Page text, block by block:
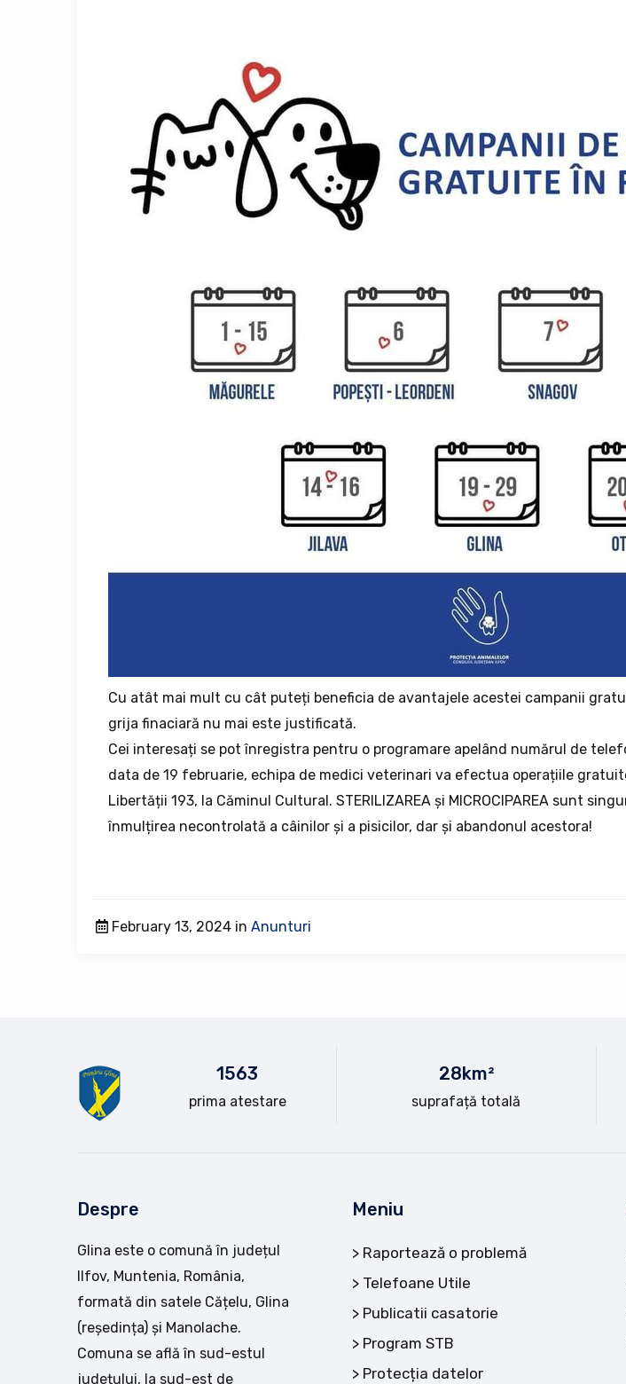
Cu atât mai mult cu cât puteți beneficia de avantajele acestei campanii
grija finaciară nu mai este justificată.
Cei interesați se pot înregistra pentru o programare apelând numărul de
data de 19 februarie, echipa de medici veterinari va efectua operațiile
Libertății 193, la Căminul Cultural. STERILIZAREA și MICROCIPAREA sunt
înmulțirea necontrolată a câinilor și a pisicilor, dar și abandonul acestora!
February 13, 2024 in Anunturi
1563
prima atestare
28km²
suprafață totală
Despre
Glina este o comună în județul
Ilfov, Muntenia, România,
formată din satele Cățelu, Glina
(reședința) și Manolache.
Comuna se află în sud-estul
județului, la sud-est de
Meniu
Raportează o problemă
Telefoane Utile
Publicatii casatorie
Program STB
Protecția datelor